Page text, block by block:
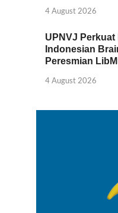
4 August 2026
UPNVJ
Indonesian
Peresmian
4 August 2026